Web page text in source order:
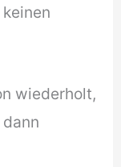
wiederholt,